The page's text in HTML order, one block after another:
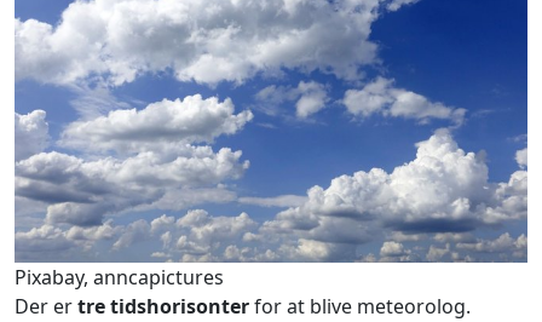
Pixabay, anncapictures
Der ertre tidshorisonterfor at blive meteorolog.